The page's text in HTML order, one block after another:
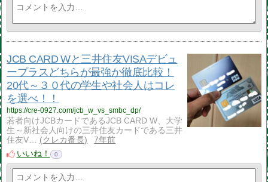
JCB CARD Wと三井住友VISAデビュ
ープラスどちらが最強か徹底比較！
20代～３０代の学生や社会人はコレ
を選べ！！
https://cre-0927.com/jcb_w_vs_smbc_dp/
若者向けJCBカードであるJCB CARD W、大学
生～新社会人向けの三井住友カードである三井
住友V…
クレカ番長
7年前
いいね！
0